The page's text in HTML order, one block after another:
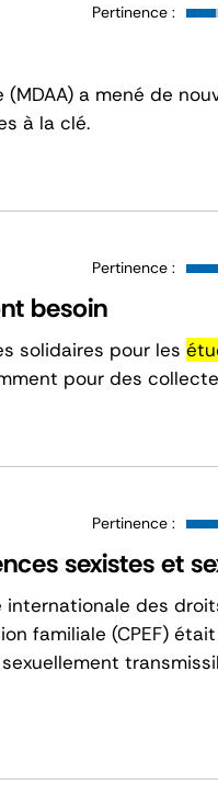
Pertinence :
a mené de
à la clé.
besoin
Pertinence :
solidaires pour les
pour des
sexistes et
Pertinence :
internationale des
familiale (CPEF)